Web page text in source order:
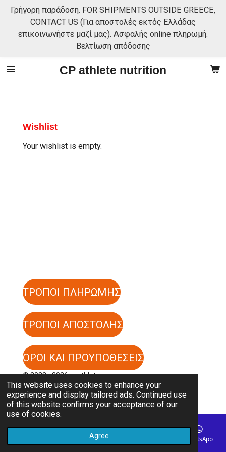
This website uses cookies to enhance your
experience and display tailored ads. Continued use
of this website confirms your acceptance of our
use of cookies.
Agree
Skip
main
CP athlete nutrition
Γρήγορη παράδοση. FOR SHIPMENTS OUTSIDE GREECE,
CONTACT US (Για αποστολές εκτός Ελλάδας
επικοινωνήστε μαζί μας). Ασφαλής online πληρωμή.
Βελτίωση απόδοσης
Wishlist
Your wishlist is empty.
ΤΡΟΠΟΙ ΠΛΗΡΩΜΗΣ
ΤΡΟΠΟΙ ΑΠΟΣΤΟΛΗΣ
ΟΡΟΙ ΚΑΙ ΠΡΟΥΠΟΘΕΣΕΙΣ
© 2023 - 2026 cpathlete
Powered byWebador
Map WhatsApp